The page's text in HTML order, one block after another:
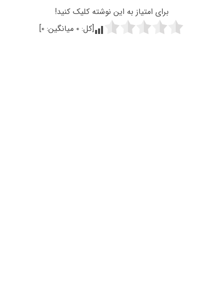
برای امتیاز به این نوشته کلیک کنید!
[کل: ۰ میانگین: ۰]